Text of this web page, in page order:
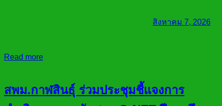
สิงหาคม 7, 2026
Read more
สพม.กาฬสินธุ์ ร่วมประชุมชี้แจงการ